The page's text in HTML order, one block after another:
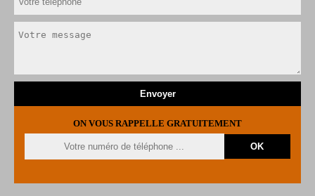
ON VOUS RAPPELLE GRATUITEMENT